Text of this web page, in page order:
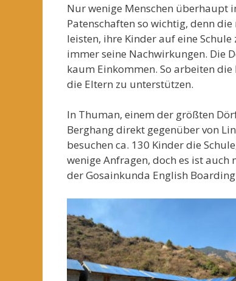
Nur wenige Menschen überhaupt
Patenschaften so wichtig, denn
leisten, ihre Kinder auf eine
immer seine Nachwirkungen. Die
kaum Einkommen. So arbeiten
die Eltern zu unterstützen.
In Thuman, einem der größten
Berghang direkt gegenüber von
besuchen ca. 130 Kinder die
wenige Anfragen, doch es ist
der Gosainkunda English